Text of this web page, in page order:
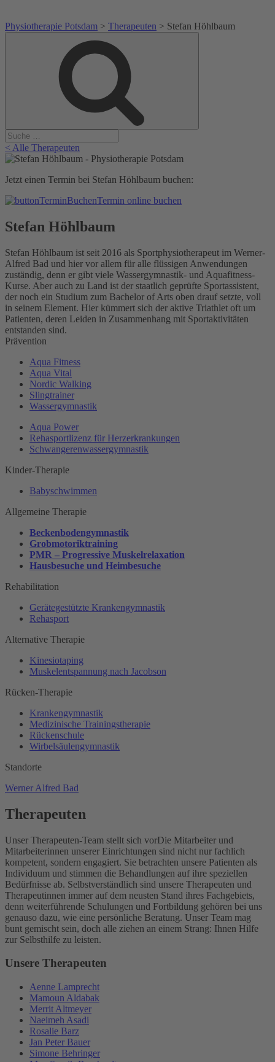
Physiotherapie Potsdam > Therapeuten > Stefan Höhlbaum
< Alle Therapeuten
Jetzt einen Termin bei Stefan Höhlbaum buchen:
Termin online buchen
Stefan Höhlbaum
Stefan Höhlbaum ist seit 2016 als Sportphysiotherapeut im Werner-
Alfred Bad und hier vor allem für alle flüssigen Anwendungen
zuständig, denn er gibt viele Wassergymnastik- und Aquafitness-
Kurse. Aber auch zu Land ist der staatlich geprüfte Sportassistent,
der noch ein Studium zum Bachelor of Arts oben drauf setzte, voll
in seinem Element. Hier kümmert sich der aktive Triathlet oft um
Patienten, deren Leiden in Zusammenhang mit Sportaktivitäten
entstanden sind.
Prävention
Aqua Fitness
Aqua Vital
Nordic Walking
Slingtrainer
Wassergymnastik
Aqua Power
Rehasportlizenz für Herzerkrankungen
Schwangerenwassergymnastik
Kinder-Therapie
Babyschwimmen
Allgemeine Therapie
Beckenbodengymnastik
Grobmotoriktraining
PMR – Progressive Muskelrelaxation
Hausbesuche und Heimbesuche
Rehabilitation
Gerätegestützte Krankengymnastik
Rehasport
Alternative Therapie
Kinesiotaping
Muskelentspannung nach Jacobson
Rücken-Therapie
Krankengymnastik
Medizinische Trainingstherapie
Rückenschule
Wirbelsäulengymnastik
Standorte
Werner Alfred Bad
Therapeuten
Unser Therapeuten-Team stellt sich vorDie Mitarbeiter und
Mitarbeiterinnen unserer Einrichtungen sind nicht nur fachlich
kompetent, sondern engagiert. Sie betrachten unsere Patienten als
Individuum und stimmen die Behandlungen auf ihre speziellen
Bedürfnisse ab. Selbstverständlich sind unsere Therapeuten und
Therapeutinnen immer auf dem neusten Stand ihres Fachgebiets,
denn weiterführende Schulungen und Fortbildung gehören bei uns
genauso dazu, wie eine persönliche Beratung. Unser Team mag
bunt gemischt sein, doch alle ziehen an einem Strang: Ihnen Hilfe
zur Selbsthilfe zu leisten.
Unsere Therapeuten
Aenne Lamprecht
Mamoun Aldabak
Merrit Altmeyer
Naeimeh Asadi
Rosalie Barz
Jan Peter Bauer
Simone Behringer